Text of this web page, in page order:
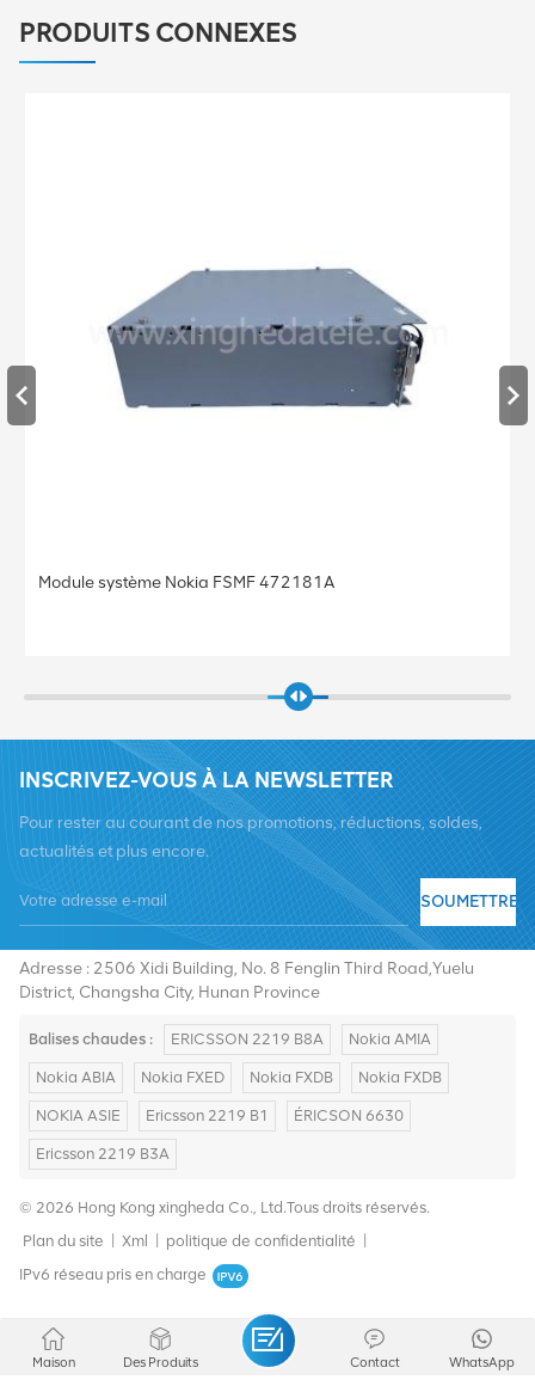
PRODUITS CONNEXES
472181A
Station de base Nokia FRGU
INSCRIVEZ-VOUS À LA NEWSLETTER
Pour rester au courant de nos promotions, réductions, soldes,
actualités et plus encore.
SOUMETTRE
Tél :+8619376997331
Adresse : 2506 Xidi Building, No. 8 Fenglin Third Road,Yuelu
District, Changsha City, Hunan Province
Balises chaudes : ERICSSON 2219 B8A Nokia AMIA
Nokia ABIA Nokia FXED Nokia FXDB Nokia FXDB
NOKIA ASIE Ericsson 2219 B1 ÉRICSON 6630
Ericsson 2219 B3A
© 2026 Hong Kong xingheda Co., Ltd.Tous droits réservés.
Plan du site
Xml politique de confidentialité
IPv6 réseau pris en charge
Maison Des Produits WhatsApp
Contact